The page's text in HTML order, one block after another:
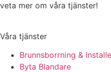
veta mer om våra tjänster!
Våra tjänster
Brunnsborrning &
Byta Blandare